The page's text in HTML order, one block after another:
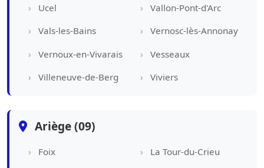
Ucel
Vallon-Pont-d'Arc
Vals-les-Bains
Vernosc-lès-Annonay
Vernoux-en-Vivarais
Vesseaux
Villeneuve-de-Berg
Viviers
Ariège (09)
Foix
La Tour-du-Crieu